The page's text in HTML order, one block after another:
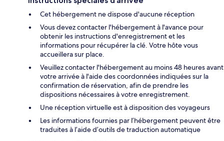
Cet hébergement ne dispose d'aucune réception
Vous devez contacter l'hébergement à l'avance pour
obtenir les instructions d'enregistrement et les
informations pour récupérer la clé. Votre hôte vous
accueillera sur place.
Veuillez contacter l'hébergement au moins 48 heures avant
votre arrivée à l'aide des coordonnées indiquées sur la
confirmation de réservation, afin de prendre les
dispositions nécessaires à votre enregistrement.
Une réception virtuelle est à disposition des voyageurs
Les informations fournies par l’hébergement peuvent être
traduites à l’aide d’outils de traduction automatique